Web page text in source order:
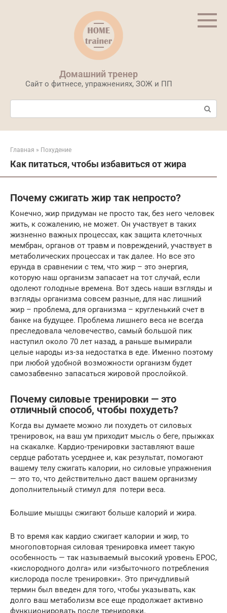
Домашний тренер
Сайт о фитнесе, упражнениях, ЗОЖ и ПП
Поиск:
Главная » Похудение
Как питаться, чтобы избавиться от жира
Почему сжигать жир так непросто?
Конечно, жир придуман не просто так, без него человек
жить, к сожалению, не может. Он участвует в таких
жизненно важных процессах, как защита клеточных
мембран, органов от травм и повреждений, участвует в
метаболических процессах и так далее. Но все это
ерунда в сравнении с тем, что жир – это энергия,
которую наш организм запасает на тот случай, если
одолеют голодные времена. Вот здесь наши взгляды и
взгляды организма совсем разные, для нас лишний
жир – проблема, для организма – кругленький счет в
банке на будущее. Проблема лишнего веса не всегда
преследовала человечество, самый большой пик
наступил около 70 лет назад, а раньше вымирали
целые народы из-за недостатка в еде. Именно поэтому
при любой удобной возможности организм будет
самозабвенно запасаться жировой прослойкой.
Почему силовые тренировки — это
отличный способ, чтобы похудеть?
Когда вы думаете можно ли похудеть от силовых
тренировок, на ваш ум приходит мысль о беге, прыжках
на скакалке. Кардио-тренировки заставляют ваше
сердце работать усерднее и, как результат, помогают
вашему телу сжигать калории, но силовые упражнения
— это то, что действительно даст вашем организму
дополнительный стимул для потери веса.
Большие мышцы сжигают больше калорий и жира.
В то время как кардио сжигает калории и жир, то
многоповторная силовая тренировка имеет такую
особенность — так называемый высокий уровень EPOC,
«кислородного долга» или «избыточного потребления
кислорода после тренировки». Это причудливый
термин был введен для того, чтобы указывать, как
долго ваш метаболизм все еще продолжает активно
функционировать после тренировки.